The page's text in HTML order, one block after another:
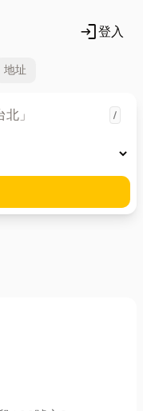
login登入
地址
/